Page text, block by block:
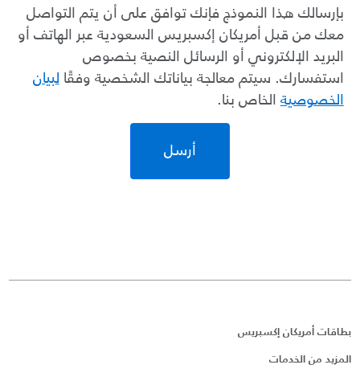
بإرسالك هذا النموذج فإنك توافق على أن يتم التواصل
معك من قبل أمريكان إكسبريس السعودية عبر الهاتف أو
البريد الإلكتروني أو الرسائل النصية بخصوص
استفسارك. سيتم معالجة بياناتك الشخصية وفقًالبيان
الخصوصيةالخاص بنا.
أرسل
بطاقات أمريكان إكسبريس
المزيد من الخدمات